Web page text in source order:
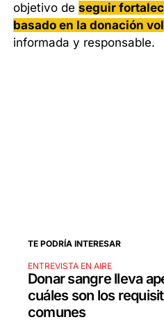
objetivo deseguir
basado en la donación
informada y responsable.
TE PODRÍA INTERESAR
ENTREVISTA EN AIRE
Donar sangre lleva
cuáles son los
comunes